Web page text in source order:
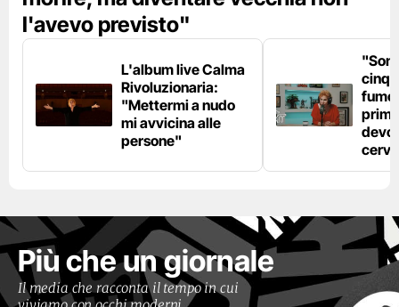
l'avevo previsto"
L'album live Calma
Rivoluzionaria:
"Mettermi a nudo
mi avvicina alle
persone"
fumo
devo
Più che un giornale
Il media che racconta il tempo in cui